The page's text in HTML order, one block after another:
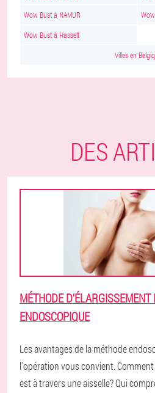
Wow Bust à NAMUR
Wow Bust à Hasselt
Villes en
DES
MÉTHODE D'ÉLARGISSEMENT
ENDOSCOPIQUE
Les avantages de la méthode
l'opération vous convient.
est à travers une aisselle? Qui